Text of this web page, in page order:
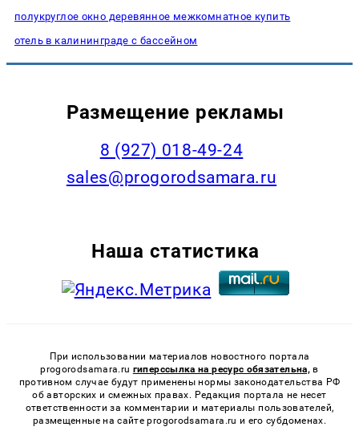
полукруглое окно деревянное межкомнатное купить
отель в калининграде с бассейном
Размещение рекламы
8 (927) 018-49-24
sales@progorodsamara.ru
Наша статистика
При использовании материалов новостного портала
progorodsamara.ru гиперссылка на ресурс обязательна, в
противном случае будут применены нормы законодательства РФ
об авторских и смежных правах. Редакция портала не несет
ответственности за комментарии и материалы пользователей,
размещенные на сайте progorodsamara.ru и его субдоменах.